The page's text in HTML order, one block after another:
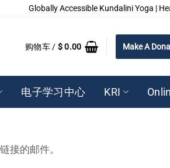
Globally Accessible Kundalini Yoga |
购物车 / $0.00 Make A
电子学习中心 KRI
接的邮件。